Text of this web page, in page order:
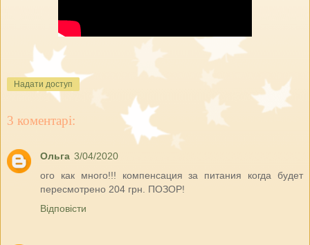
Надати доступ
3 коментарі:
Ольга 3/04/2020
ого как много!!! компенсация за питания когда будет
пересмотрено 204 грн. ПОЗОР!
Відповісти